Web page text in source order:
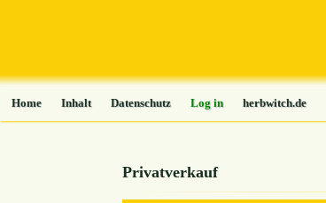
Home Inhalt Datenschutz Log in herbwitch.de
Privatverkauf